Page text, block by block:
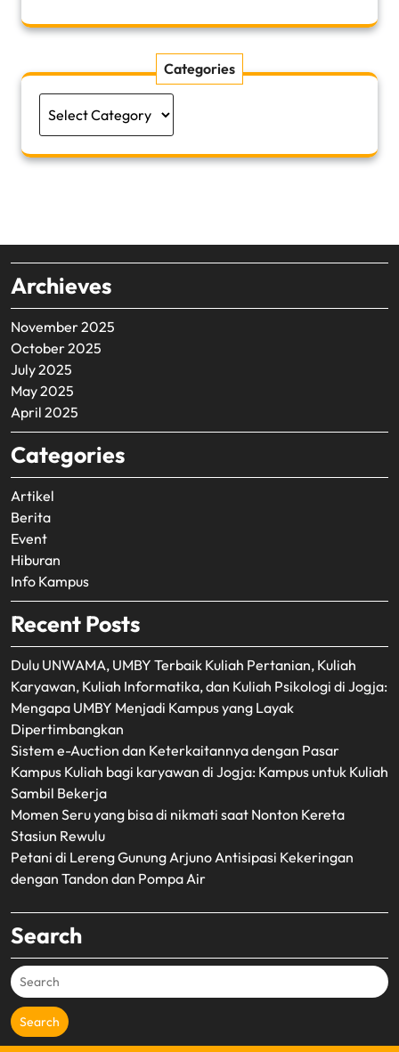
Categories
Archieves
November 2025
October 2025
July 2025
May 2025
April 2025
Categories
Artikel
Berita
Event
Hiburan
Info Kampus
Recent Posts
Dulu UNWAMA, UMBY Terbaik Kuliah Pertanian, Kuliah
Karyawan, Kuliah Informatika, dan Kuliah Psikologi di Jogja:
Mengapa UMBY Menjadi Kampus yang Layak
Dipertimbangkan
Sistem e-Auction dan Keterkaitannya dengan Pasar
Kampus Kuliah bagi karyawan di Jogja: Kampus untuk Kuliah
Sambil Bekerja
Momen Seru yang bisa di nikmati saat Nonton Kereta
Stasiun Rewulu
Petani di Lereng Gunung Arjuno Antisipasi Kekeringan
dengan Tandon dan Pompa Air
Search
Search